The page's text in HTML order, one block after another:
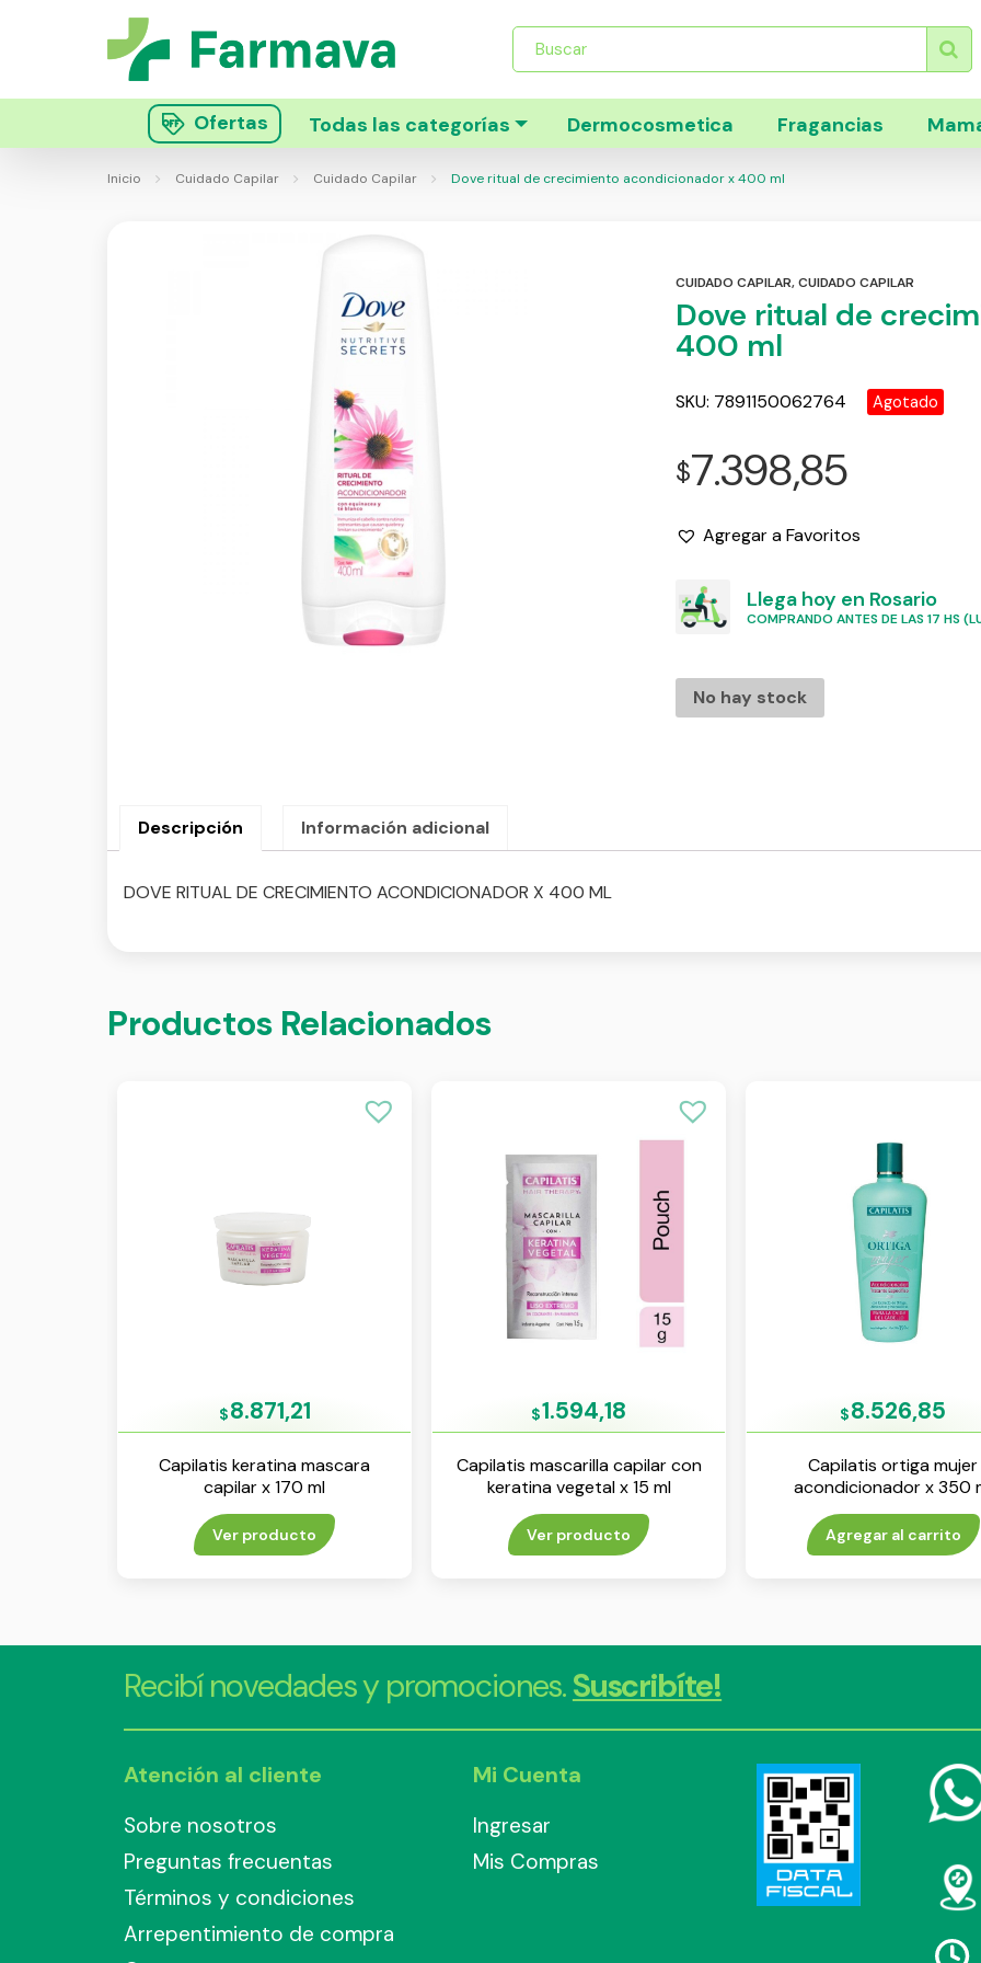
Búsqueda
productos
Ofertas Todas las categorías Dermocosmetica Fragancias
Inicio Cuidado Capilar Cuidado Capilar Dove ritual de crecimiento acondicionador x 400 ml
CUIDADO CAPILAR,CUIDADO CAPILAR
Dove ritual de
400 ml
SKU: 7891150062764 Agotado
$7.398,85
Agregar a Favoritos
Llega hoy en Rosario
COMPRANDO ANTES DE LAS 17 HS
No hay stock
Descripción Información adicional
DOVE RITUAL DE CRECIMIENTO ACONDICIONADOR X 400 ML
Productos Relacionados
$8.871,21
Capilatis keratina mascara
capilar x 170 ml
Ver producto
$1.594,18
Capilatis mascarilla capilar con
keratina vegetal x 15 ml
Ver producto
$8.526,85
Capilatis ortiga mujer
acondicionador x 350
Agregar al carrito
Recibí novedades y promociones.Suscribíte!
Atención al cliente
Sobre nosotros
Preguntas frecuentas
Términos y condiciones
Arrepentimiento de compra
Mi Cuenta
Ingresar
Mis Compras